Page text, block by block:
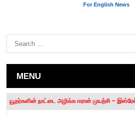
For English News
MENU
தமிழக சட்டப்பேரவையில் காலியிடங்கள் 6 ஆக உயர்வு
யூதர்களின் நாட்டை அழிக்க ஈரான் முயற்சி –
“மக்களால் நிராகரிக்கப்பட்டவர் ஸ்டாலின்!” –